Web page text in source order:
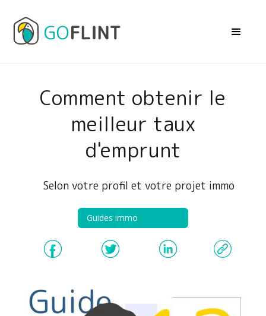
Comment obtenir le
meilleur taux
d'emprunt
Selon votre profil et votre projet immo
Guides immo